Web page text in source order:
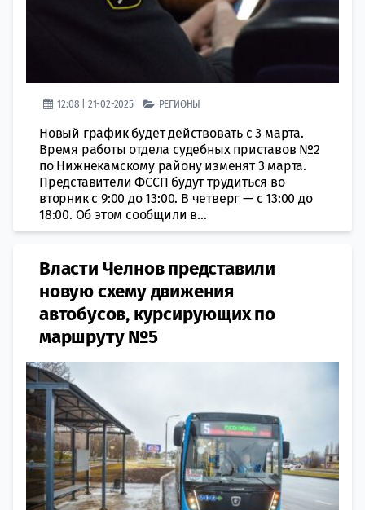
12:08 | 21-02-2025 РЕГИОНЫ
Новый график будет действовать с 3 марта.
Время работы отдела судебных приставов №2
по Нижнекамскому району изменят 3 марта.
Представители ФССП будут трудиться во
вторник с 9:00 до 13:00. В четверг — с 13:00 до
18:00. Об этом сообщили в...
Власти Челнов представили
новую схему движения
автобусов, курсирующих по
маршруту №5